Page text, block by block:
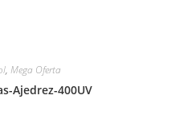
, Mega Oferta
Ajedrez-400UV